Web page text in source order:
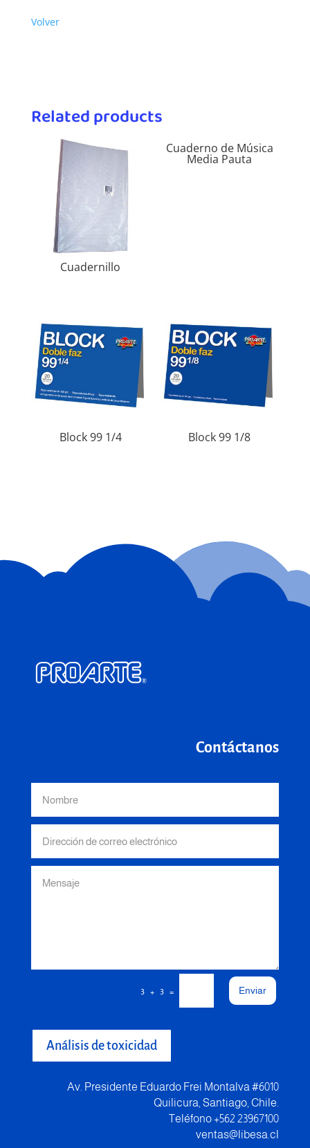
Volver
Related products
Cuadernillo
Cuaderno de Música
Media Pauta
Block 99 1/4 Block 99 1/8
Contáctanos
3 + 3 = Enviar
Análisis de toxicidad
Av. Presidente Eduardo Frei Montalva #6010
Quilicura, Santiago, Chile.
Teléfono +562 23967100
ventas@libesa.cl